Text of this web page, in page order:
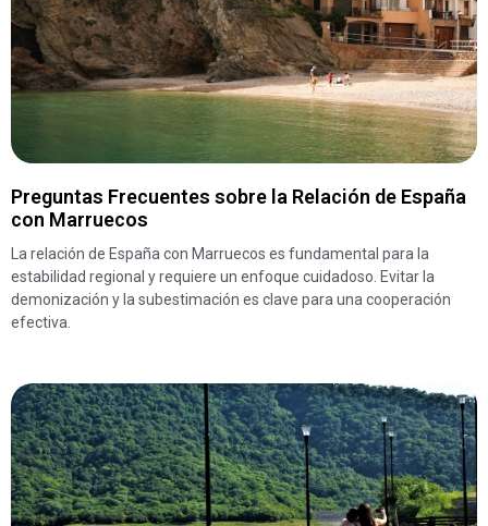
Preguntas Frecuentes sobre la Relación de España
con Marruecos
La relación de España con Marruecos es fundamental para la
estabilidad regional y requiere un enfoque cuidadoso. Evitar la
demonización y la subestimación es clave para una cooperación
efectiva.